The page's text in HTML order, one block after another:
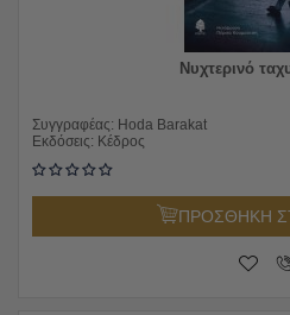
Νυχτερινό
Συγγραφέας: Hoda Barakat
Εκδόσεις: Κέδρος
ΠΡΟΣΘΗΚΗ